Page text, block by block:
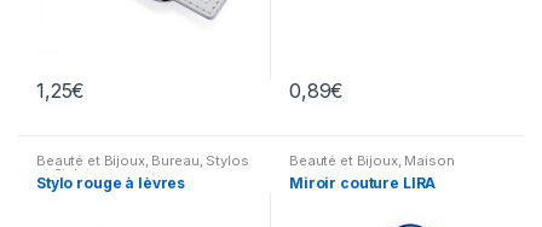
1,25€ 0,89€
Beauté et Bijoux, Bureau, Stylos
et Stylets
Stylo rouge à lèvres
Beauté et Bijoux, Maison
Miroir couture LIRA